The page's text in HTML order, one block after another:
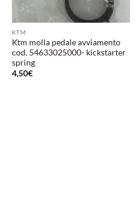
KTM
Ktm molla pedale avviamento
cod. 54633025000- kickstarter
spring
4,50€